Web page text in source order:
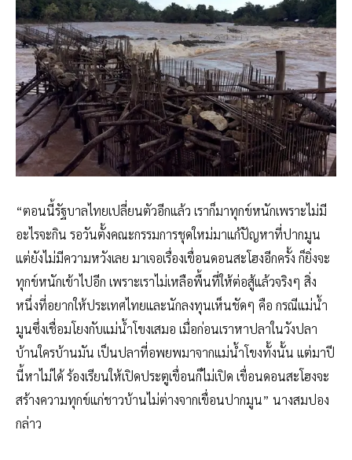
“ตอนนี้รัฐบาลไทยเปลี่ยนตัวอีกแล้ว เราก็มาทุกข์หนักเพราะไม่มี
อะไรจะกิน รอวันตั้งคณะกรรมการชุดใหม่มาแก้ปัญหาที่ปากมูน
แต่ยังไม่มีความหวังเลย มาเจอเรื่องเขื่อนดอนสะโฮงอีกครั้ง ก็ยิ่งจะ
ทุกข์หนักเข้าไปอีก เพราะเราไม่เหลือพื้นที่ให้ต่อสู้แล้วจริงๆ สิ่ง
หนึ่งที่อยากให้ประเทศไทยและนักลงทุนเห็นชัดๆ คือ กรณีแม่น้ำ
มูนซึ่งเชื่อมโยงกับแม่น้ำโขงเสมอ เมื่อก่อนเราหาปลาในวังปลา
บ้านใครบ้านมัน เป็นปลาที่อพยพมาจากแม่น้ำโขงทั้งนั้น แต่มาปี
นี้หาไม่ได้ ร้องเรียนให้เปิดประตูเขื่อนก็ไม่เปิด เขื่อนดอนสะโฮงจะ
สร้างความทุกข์แก่ชาวบ้านไม่ต่างจากเขื่อนปากมูน” นางสมปอง
กล่าว